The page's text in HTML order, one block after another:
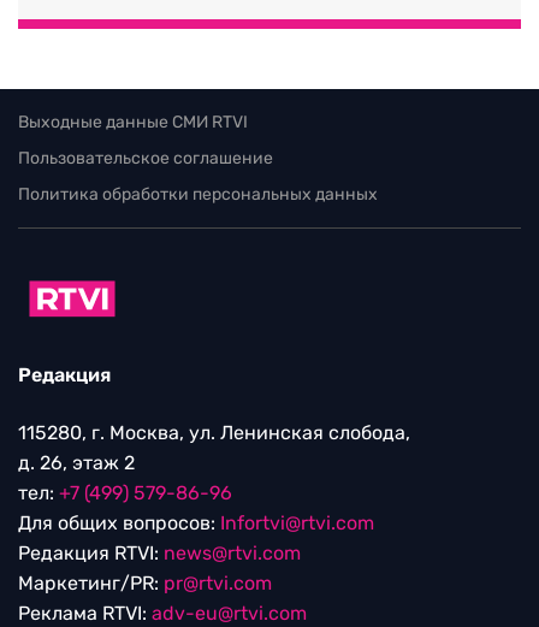
Выходные данные СМИ RTVI
Пользовательское соглашение
Политика обработки персональных данных
Редакция
115280, г. Москва, ул. Ленинская слобода,
д. 26, этаж 2
тел: +7 (499) 579-86-96
Для общих вопросов: Infortvi@rtvi.com
Редакция RTVI: news@rtvi.com
Маркетинг/PR: pr@rtvi.com
Реклама RTVI: adv-eu@rtvi.com